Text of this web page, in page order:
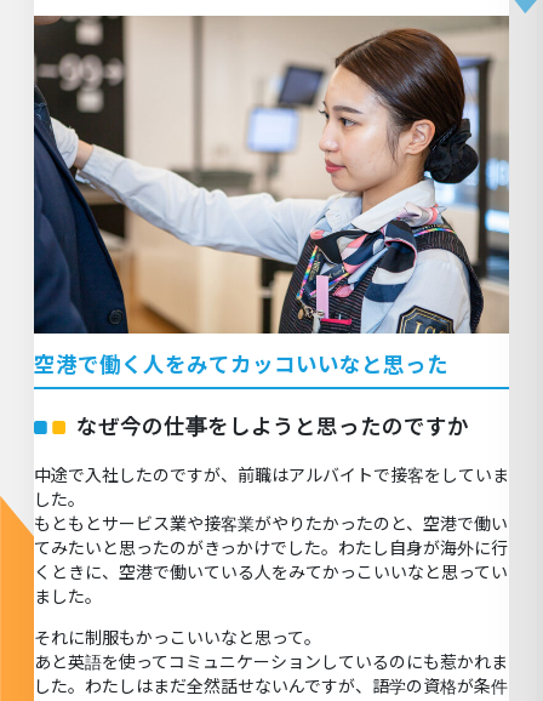
空港で働く人をみてカッコいいなと思った
なぜ今の仕事をしようと思ったのですか
中途で入社したのですが、前職はアルバイトで接客をしていま
した。
もともとサービス業や接客業がやりたかったのと、空港で働い
てみたいと思ったのがきっかけでした。わたし自身が海外に行
くときに、空港で働いている人をみてかっこいいなと思ってい
ました。
それに制服もかっこいいなと思って。
あと英語を使ってコミュニケーションしているのにも惹かれま
した。わたしはまだ全然話せないんですが、語学の資格が条件